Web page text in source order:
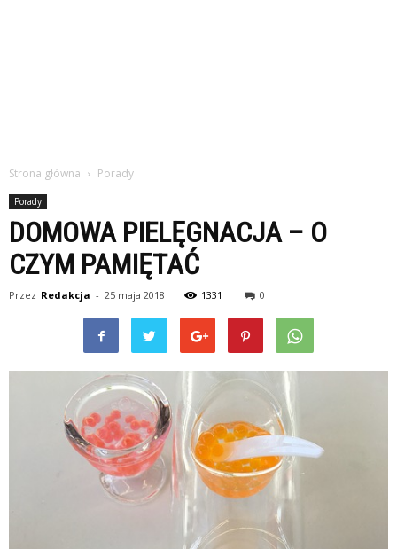
Strona główna Porady
Porady
DOMOWA PIELĘGNACJA – O
CZYM PAMIĘTAĆ
Przez Redakcja - 25 maja 2018 1331 0